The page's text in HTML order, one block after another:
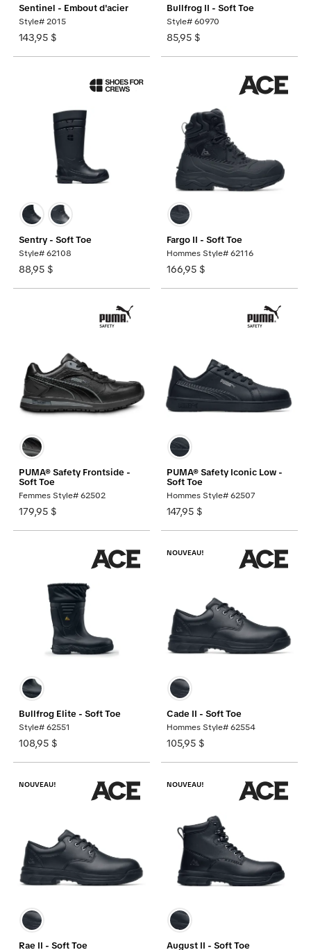
Sentinel - Embout d'acier
Style# 2015
143,95 $
Bullfrog II - Soft Toe
Style# 60970
85,95 $
Sentry - Soft Toe
Style# 62108
88,95 $
Fargo II - Soft Toe
Hommes Style# 62116
166,95 $
PUMA® Safety Frontside -
Soft Toe
Femmes Style# 62502
179,95 $
PUMA® Safety Iconic Low -
Soft Toe
Hommes Style# 62507
147,95 $
Bullfrog Elite - Soft Toe
Style# 62551
108,95 $
NOUVEAU!
Cade II - Soft Toe
Hommes Style# 62554
105,95 $
NOUVEAU!
Rae II - Soft Toe
NOUVEAU!
August II - Soft Toe